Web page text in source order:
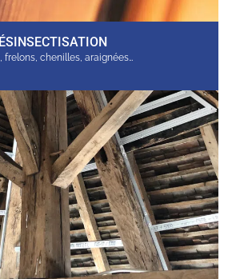
frelons, chenilles, araignées…